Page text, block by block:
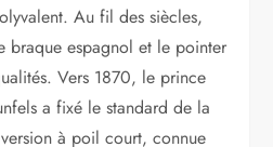
Au fil des siècles,
braque espagnol et le pointer
Vers 1870, le prince
a fixé le standard de la
à poil court, connue